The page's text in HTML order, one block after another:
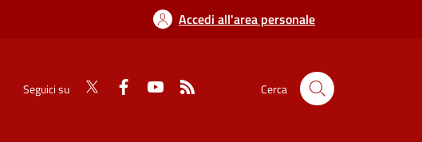
Accedi all'area personale
Seguici su Cerca